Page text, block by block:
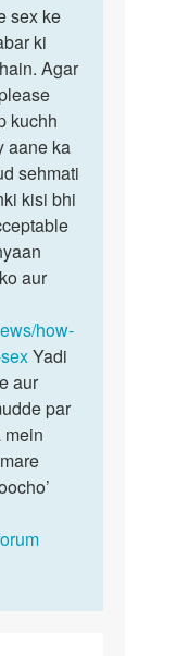
sex ke
ki
Agar
kuchh
aane ka
sehmati
kisi bhi
aur
how-
Yadi
aur
par
mein